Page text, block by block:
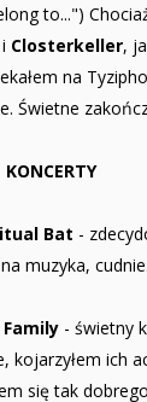
to...")
Closterkeller,
na
Świetne
KONCERTY
Bat -
muzyka, cudnie.
- świetny
kojarzyłem ich
się tak